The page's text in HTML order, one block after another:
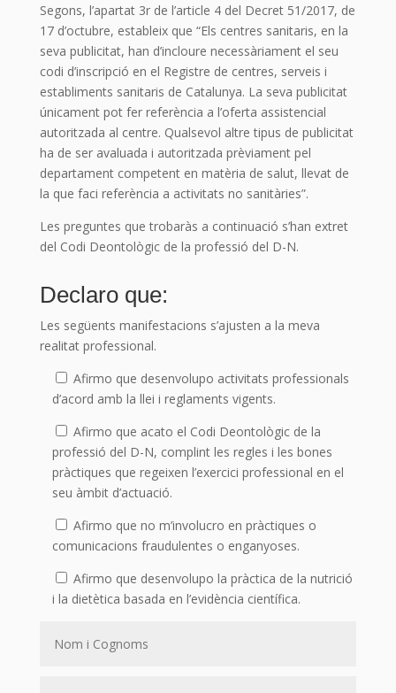
Segons, l’apartat 3r de l’article 4 del Decret 51/2017, de
17 d’octubre, estableix que “Els centres sanitaris, en la
seva publicitat, han d’incloure necessàriament el seu
codi d’inscripció en el Registre de centres, serveis i
establiments sanitaris de Catalunya. La seva publicitat
únicament pot fer referència a l’oferta assistencial
autoritzada al centre. Qualsevol altre tipus de publicitat
ha de ser avaluada i autoritzada prèviament pel
departament competent en matèria de salut, llevat de
la que faci referència a activitats no sanitàries”.
Les preguntes que trobaràs a continuació s’han extret
del Codi Deontològic de la professió del D-N.
Declaro que:
Les següents manifestacions s’ajusten a la meva
realitat professional.
Afirmo que desenvolupo activitats professionals
d’acord amb la llei i reglaments vigents.
Afirmo que acato el Codi Deontològic de la
professió del D-N, complint les regles i les bones
pràctiques que regeixen l’exercici professional en el
seu àmbit d’actuació.
Afirmo que no m’involucro en pràctiques o
comunicacions fraudulentes o enganyoses.
Afirmo que desenvolupo la pràctica de la nutrició
i la dietètica basada en l’evidència científica.